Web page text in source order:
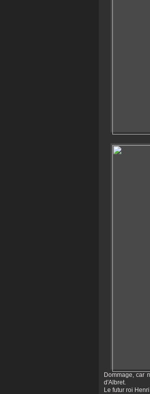
Dommage, car
d'Albret.
Le futur roi